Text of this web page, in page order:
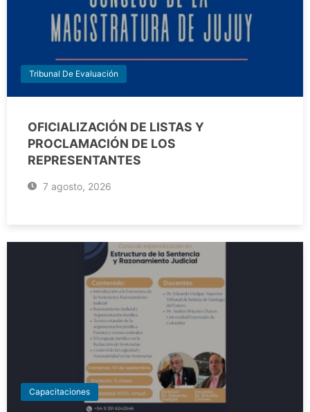
Tribunal De Evaluación
OFICIALIZACIÓN DE LISTAS Y
PROCLAMACIÓN DE LOS
REPRESENTANTES
7 agosto, 2026
Capacitaciones